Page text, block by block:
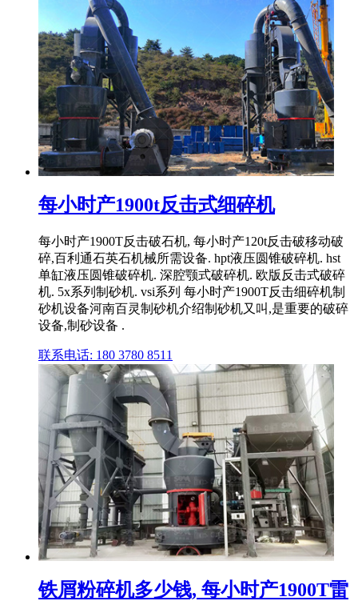
每小时产1900t反击式细碎机
每小时产1900T反击破石机, 每小时产120t反击破移动破
碎,百利通石英石机械所需设备. hpt液压圆锥破碎机. hst
单缸液压圆锥破碎机. 深腔颚式破碎机. 欧版反击式破碎
机. 5x系列制砂机. vsi系列 每小时产1900T反击细碎机制
砂机设备河南百灵制砂机介绍制砂机又叫,是重要的破碎
设备,制砂设备 .
联系电话: 180 3780 8511
铁屑粉碎机多少钱, 每小时产1900T雷